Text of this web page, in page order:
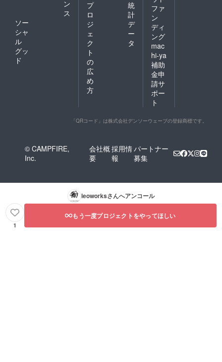
ン
ス
ソー
シャ
ル
グッ
ド
プ
ロ
ジ
ェ
ク
ト
の
広
め
方
統
計
デ
ー
タ
ファ
ン
ディ
ング
mac
hi-ya
補助
金申
請サ
ポー
ト
「QRコード」は株式会社デンソーウェーブの登録商標です。
© CAMPFIRE,
Inc.
会社概
要
採用情
報
パートナー
募集
leoworksさんへアンコール
1
もう一度プロジェクトをやってほしい